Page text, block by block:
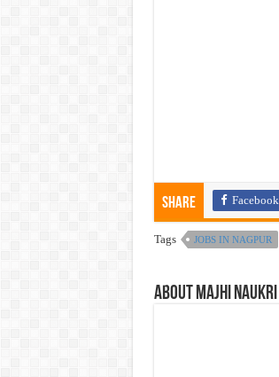
Share Facebook
Tags JOBS IN NAGPUR
About Majhi Naukri